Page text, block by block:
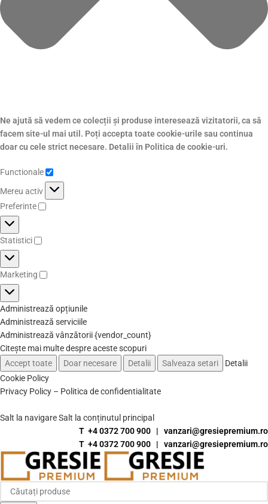
Ne ajută să vedem ce colecții și produse interesează vizitatorii, ca să
facem site-ul mai util. Poți accepta toate cookie-urile sau continua
doar cu cele strict necesare. Detalii în Politica de cookie-uri.
Functionale
Mereu activ
Preferinte
Statistici
Marketing
Administrează opțiunile
Administrează serviciile
Administrează vânzătorii {vendor_count}
Citește mai multe despre aceste scopuri
Accept toate
Doar necesare Detalii Salveaza setari
Detalii
Cookie Policy
Privacy Policy – Politica de confidentialitate
Salt la navigareSalt la conținutul principal
T +4 0372 700 900 | vanzari@gresiepremium.ro
T +4 0372 700 900 | vanzari@gresiepremium.ro